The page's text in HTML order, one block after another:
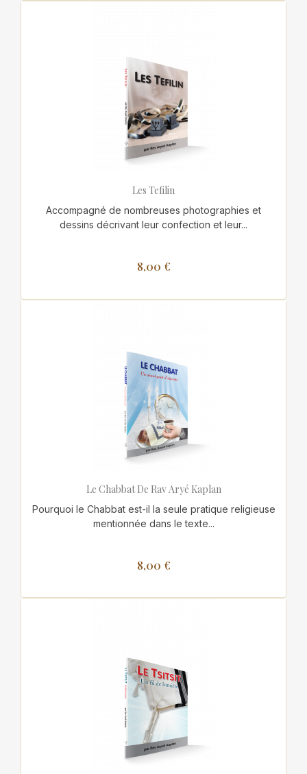
Les Tefilin
Accompagné de nombreuses photographies et
dessins décrivant leur confection et leur...
8,00 €
Le Chabbat De Rav Aryé Kaplan
Pourquoi le Chabbat est-il la seule pratique religieuse
mentionnée dans le texte...
8,00 €